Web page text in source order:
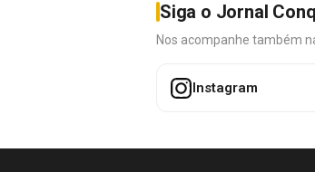
Siga o Jornal
Nos acompanhe também
Instagram